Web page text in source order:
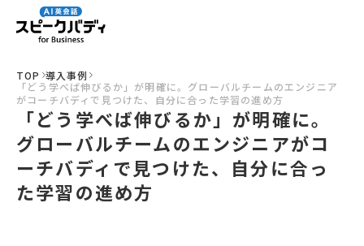
TOP 導入事例
「どう学べば伸びるか」が明確に。グローバルチームのエンジニア
がコーチバディで見つけた、自分に合った学習の進め方
「どう学べば伸びるか」が明確に。
グローバルチームのエンジニアがコ
ーチバディで見つけた、自分に合っ
た学習の進め方